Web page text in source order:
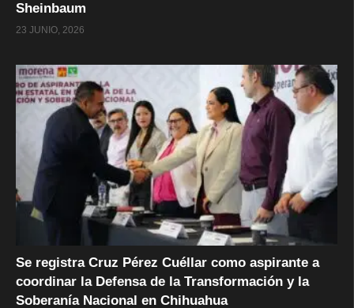
Sheinbaum
23 JUNIO, 2026
Se registra Cruz Pérez Cuéllar como aspirante a
coordinar la Defensa de la Transformación y la
Soberanía Nacional en Chihuahua